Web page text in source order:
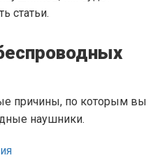
статьи.
причины, по которым вы
наушники.